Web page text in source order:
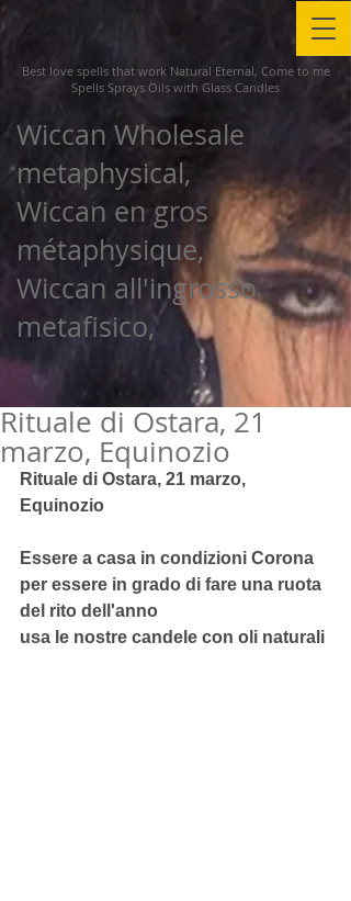
Best love spells that work Natural Eternal, Come to me
Spells Sprays Oils with Glass Candles
Wiccan Wholesale
metaphysical,
Wiccan en gros
métaphysique,
Wiccan all'ingrosso
metafisico,
Rituale di Ostara, 21
marzo, Equinozio
Rituale di Ostara, 21 marzo,
Equinozio
Essere a casa in condizioni Corona
per essere in grado di fare una ruota
del rito dell'anno
usa le nostre candele con oli naturali